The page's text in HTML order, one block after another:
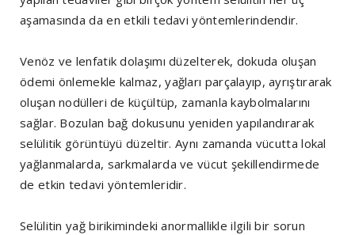
aşamasında da en etkili tedavi yöntemlerindendir.
Venöz ve lenfatik dolaşımı düzelterek, dokuda oluşan
ödemi önlemekle kalmaz, yağları parçalayıp, ayrıştırarak
oluşan nodülleri de küçültüp, zamanla kaybolmalarını
sağlar. Bozulan bağ dokusunu yeniden yapılandırarak
selülitik görüntüyü düzeltir. Aynı zamanda vücutta lokal
yağlanmalarda, sarkmalarda ve vücut şekillendirmede
de etkin tedavi yöntemleridir.
Selülitin yağ birikimindeki anormallikle ilgili bir sorun